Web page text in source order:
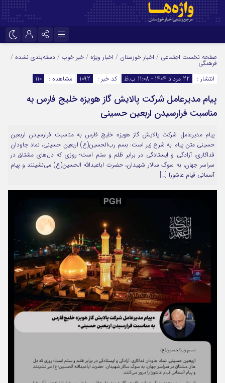
اینستاگرام
تلگرام
سروش
ایتا
آپارات
اپلیکیشن
مرا به خاطر بسپار
صفحه نخست اجتماعی / اخبار خوزستان / اخبار ویژه / خبر خوب / دسته‌بندی نشده /
فرهنگی
انتشار :
22 مرداد 1404 - 11:08 ب.ظ کد خبر : 1092 مشاهده : 110
پیام مدیرعامل شرکت پالایش گاز هویزه خلیج فارس به
مناسبت فرارسیدن اربعین حسینی
پیام مدیرعامل شرکت پالایش گاز هویزه خلیج فارس به مناسبت فرارسیدن اربعین
حسینی متن پیام به شرح زیر است: بسم رب‌الحسین(ع) اربعین حسینی، نماد جاودان
فداکاری، آزادگی و ایستادگی در برابر ظلم و ستم است؛ روزی که دل‌های مشتاق در
سراسر جهان، به سوگ سالار شهیدان، حضرت اباعبدالله الحسین(ع) می‌نشینند و پیام
آسمانی قیام عاشورا […]